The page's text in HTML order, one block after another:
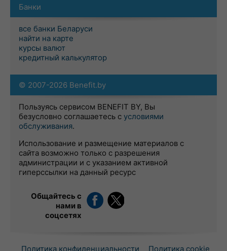
Банки
все банки Беларуси
найти на карте
курсы валют
кредитный калькулятор
© 2007-2026 Benefit.by
Пользуясь сервисом BENEFIT BY, Вы
безусловно соглашаетесь с условиями
обслуживания.
Использование и размещение материалов с
сайта возможно только с разрешения
администрации и с указанием активной
гиперссылки на данный ресурс
Общайтесь с
нами в
соцсетях
Политика конфиденциальности Политика cookie